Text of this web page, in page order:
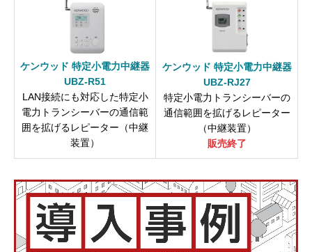
ケンウッド 特定小電力中継器
UBZ-R51
LAN接続にも対応した特定小
電力トランシーバーの通信範
囲を拡げるレピーター（中継
装置）
ケンウッド 特定小電力中継器
UBZ-RJ27
特定小電力トランシーバーの
通信範囲を拡げるレピーター
（中継装置）
販売終了